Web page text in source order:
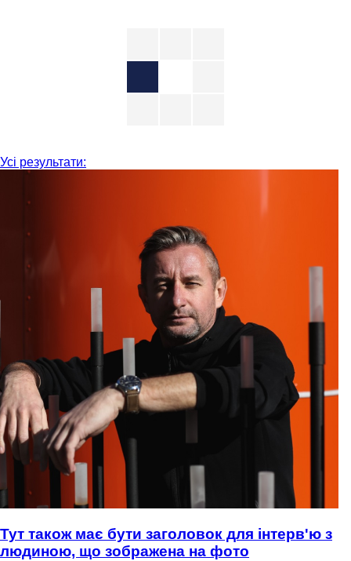
Усі результати:
Тут також має бути заголовок для інтерв'ю з
людиною, що зображена на фото